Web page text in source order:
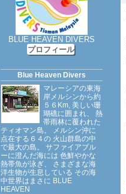
BLUE HEAVEN DIVERS
プロフィール
Blue Heaven Divers
マレーシアの東海
岸メルシンから約
５６Km, 美しい珊
瑚礁に囲まれ、 熱
帯雨林に覆われた
ティオマン島。 メルシン沖に
点在する６４の 火山群島の中
で最大の島。 サファイアブル
ーに澄んだ海には 色鮮やかな
熱帯魚が泳ぎ、 さまざまな海
洋生物が生息している その海
中世界はまさに BLUE
HEAVEN